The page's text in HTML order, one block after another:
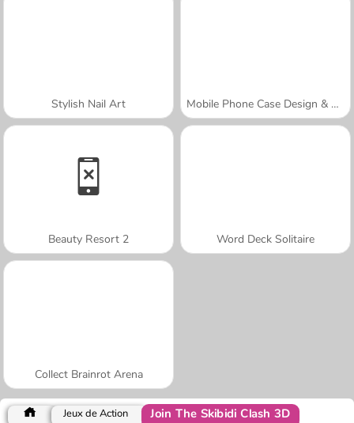
Stylish Nail Art Mobile Phone Case Design & DIY
Beauty Resort 2 Word Deck Solitaire
Collect Brainrot Arena
Jeux de Action Join The Skibidi Clash 3D